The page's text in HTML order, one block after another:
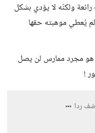
ولكنّه لا يؤدي بشكل
يُعطي موهبته حقها
هو مجرد ممارس لن يصل
!
ردا